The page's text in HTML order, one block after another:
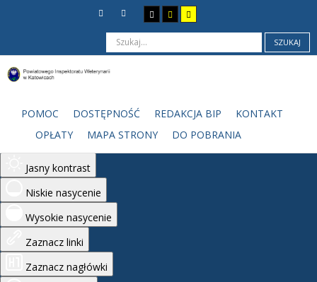
Monochromatyczny
Ciemny kontrast
Jasny kontrast
Niskie nasycenie
Wysokie nasycenie
Zaznacz linki
Zaznacz nagłówki
SZUKAJ
POMOC DOSTĘPNOŚĆ REDAKCJA BIP
KONTAKT
OPŁATY
MAPA STRONY DO POBRANIA